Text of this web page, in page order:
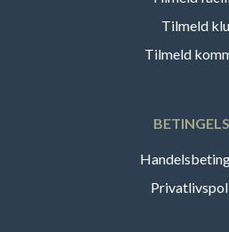
Tilmeld
Tilmeld